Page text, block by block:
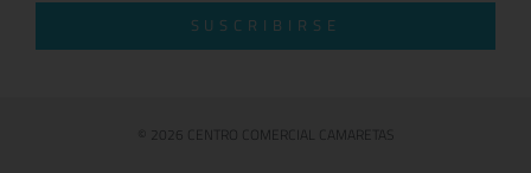
SUSCRIBIRSE
© 2026 CENTRO COMERCIAL CAMARETAS